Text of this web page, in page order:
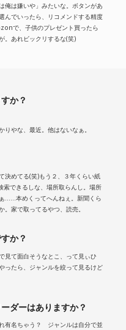
俺は嫌いや」みたいな。ボタンがあ
んでいったら、リコメンドする精度
で、子供のプレゼント買ったら
。あれビックリするな(笑)
か？
やな、最近。他はないなぁ。
決めてる(笑)もう２、３年くらい紙
できるしな、場所取らんし。場所
……本めくってへんねぇ。新聞くら
家で取ってるやつ、読売。
か？
見て面白そうなとこ、って見ぃひ
たら、ジャンルを絞って見るけど
ダーはありますか？
有名ちゃう？ ジャンルは自分で並